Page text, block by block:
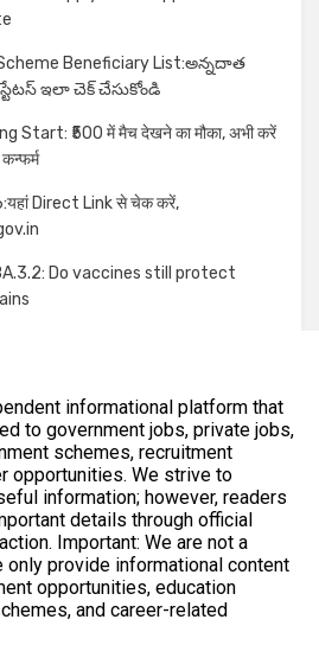
Beneficiary List:అన్నదాత
ఇలా చెక్ చేసుకోండి
Start: ₹500 में मैच देखने का मौका, अभी करें
Direct Link से चेक करें,
Do vaccines still protect
informational platform that
to government jobs, private jobs,
schemes, recruitment
opportunities. We strive to
information; however, readers
details through official
Important: We are not a
only provide informational content
opportunities, education
and career-related